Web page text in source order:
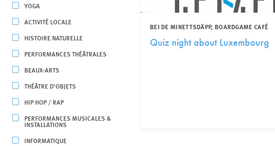
YOGA
ACTIVITÉ LOCALE
HISTOIRE NATURELLE
PERFORMANCES THÉÂTRALES
BEAUX-ARTS
THÉÂTRE D’OBJETS
HIP HOP / RAP
PERFORMANCES MUSICALES &
INSTALLATIONS
INFORMATIQUE
BEI DE MINETTSDÄPP, BOARDGAME CAFÉ
Quiz night about Luxembourg